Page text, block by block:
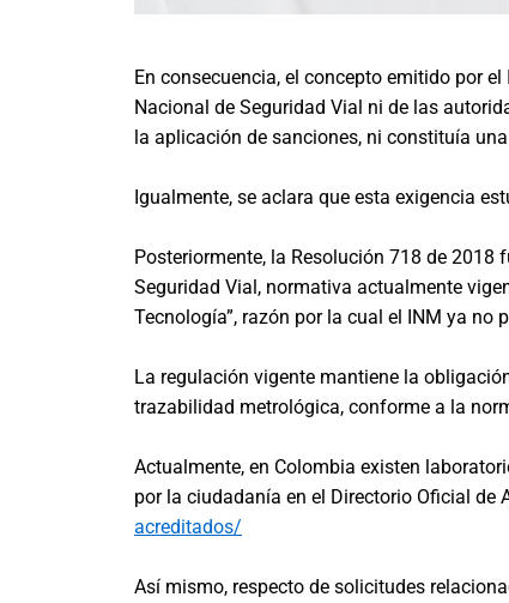
En consecuencia, el concepto emitido por
Nacional de Seguridad Vial ni de las
la aplicación de sanciones, ni constituía
Igualmente, se aclara que esta exigencia
Posteriormente, la Resolución 718 de
Seguridad Vial, normativa actualmente
Tecnología”, razón por la cual el INM ya no
La regulación vigente mantiene la
trazabilidad metrológica, conforme a la
Actualmente, en Colombia existen
por la ciudadanía en el Directorio Oficial de
acreditados/
Así mismo, respecto de solicitudes